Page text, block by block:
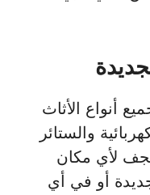
أنواع الأثاث
والستائر
لأي مكان
أو في أي